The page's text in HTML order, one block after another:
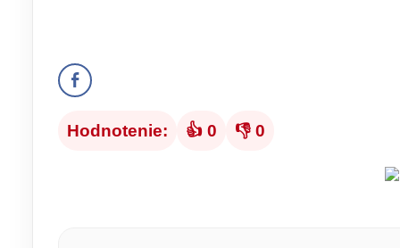
Hodnotenie: 👍 0 👎 0